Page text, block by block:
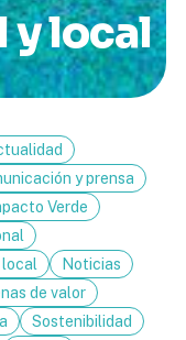
y local
y prensa
Verde
local
Noticias
de valor
Sostenibilidad